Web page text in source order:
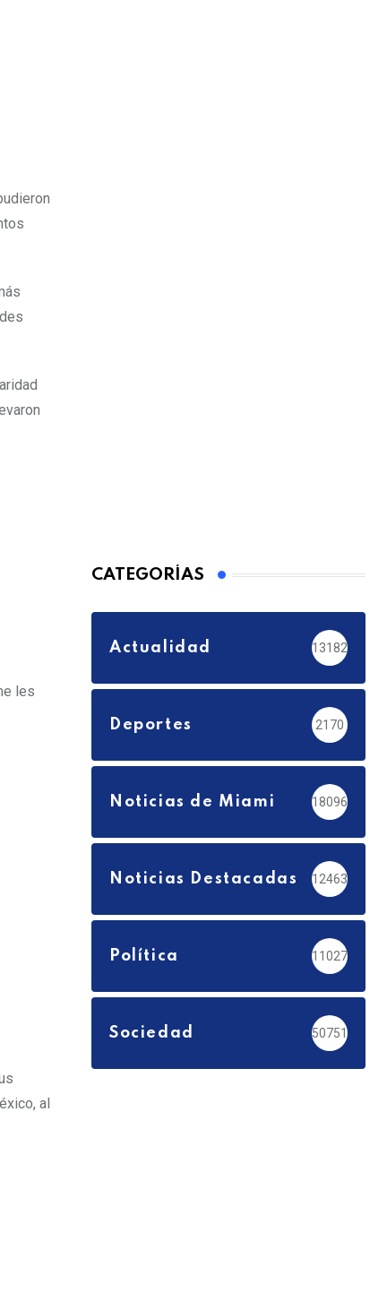
les
al
CATEGORÍAS
Actualidad 13182
Deportes 2170
Noticias de Miami 18096
Noticias Destacadas 12463
Política 11027
Sociedad 50751